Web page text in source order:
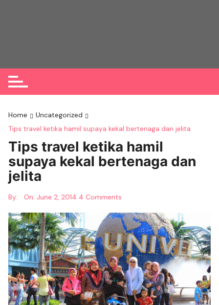
Home
Uncategorized
Tips travel ketika hamil supaya kekal bertenaga dan jelita
Tips travel ketika hamil
supaya kekal bertenaga dan
jelita
By: On:June 2, 2014 4 Comments